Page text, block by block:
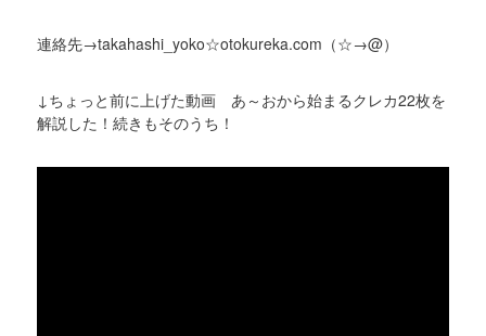
連絡先→takahashi_yoko☆otokureka.com（☆→@）
↓ちょっと前に上げた動画 あ～おから始まるクレカ22枚を
解説した！続きもそのうち！